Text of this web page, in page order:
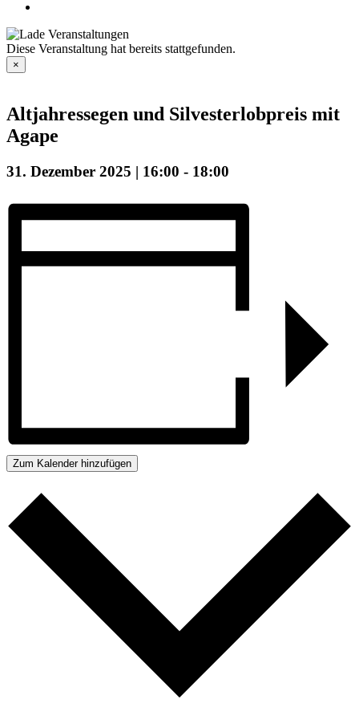
Diese Veranstaltung hat bereits stattgefunden.
×
Altjahressegen und Silvesterlobpreis mit
Agape
31. Dezember 2025 | 16:00 - 18:00
Zum Kalender hinzufügen